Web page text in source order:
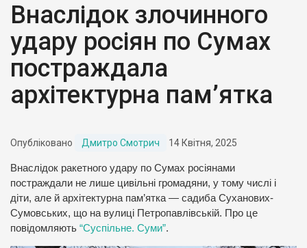
Внаслідок злочинного
удару росіян по Сумах
постраждала
архітектурна пам’ятка
Опубліковано Дмитро Смотрич 14 Квітня, 2025
Внаслідок ракетного удару по Сумах росіянами
постраждали не лише цивільні громадяни, у тому числі і
діти, але й архітектурна пам’ятка — садиба Суханових-
Сумовських, що на вулиці Петропавлівській. Про це
повідомляють “Суспільне. Суми”.